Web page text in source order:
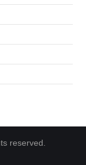
reserved.